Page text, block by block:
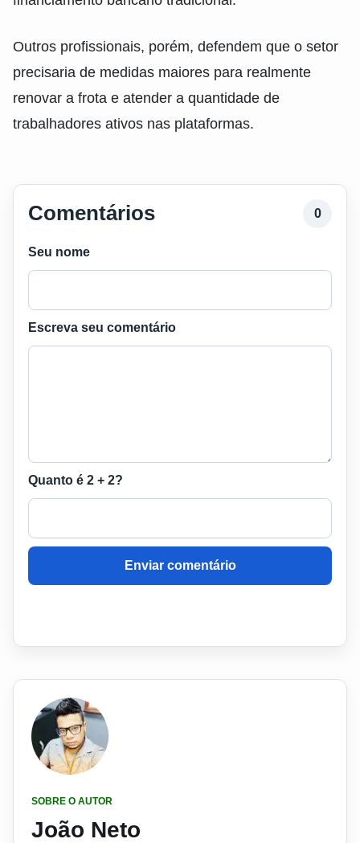
Outros profissionais, porém, defendem que o setor
precisaria de medidas maiores para realmente
renovar a frota e atender a quantidade de
trabalhadores ativos nas plataformas.
Comentários 0
Seu nome
Escreva seu comentário
Quanto é 2 + 2?
Enviar comentário
SOBRE O AUTOR
João Neto